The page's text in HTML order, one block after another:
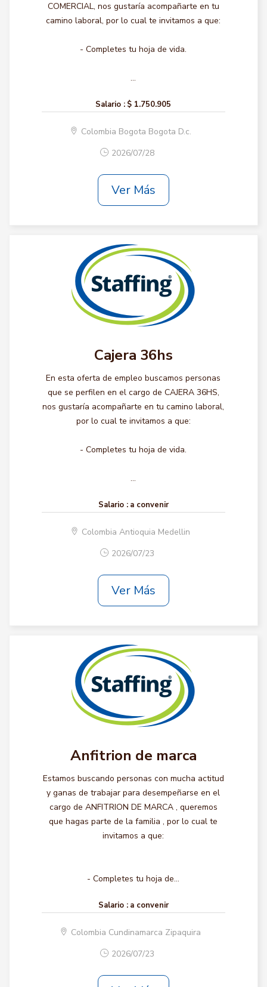
COMERCIAL, nos gustaría acompañarte en tu
camino laboral, por lo cual te invitamos a que:
- Completes tu hoja de vida.
...
Salario : $ 1.750.905
Colombia Bogota Bogota D.c.
2026/07/28
Ver Más
Cajera 36hs
En esta oferta de empleo buscamos personas
que se perfilen en el cargo de CAJERA 36HS,
nos gustaría acompañarte en tu camino laboral,
por lo cual te invitamos a que:
- Completes tu hoja de vida.
...
Salario : a convenir
Colombia Antioquia Medellin
2026/07/23
Ver Más
Anfitrion de marca
Estamos buscando personas con mucha actitud
y ganas de trabajar para desempeñarse en el
cargo de ANFITRION DE MARCA , queremos
que hagas parte de la familia , por lo cual te
invitamos a que:
- Completes tu hoja de...
Salario : a convenir
Colombia Cundinamarca Zipaquira
2026/07/23